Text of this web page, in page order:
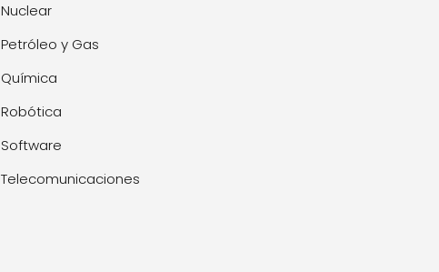
Nuclear
Petróleo y Gas
Química
Robótica
Software
Telecomunicaciones